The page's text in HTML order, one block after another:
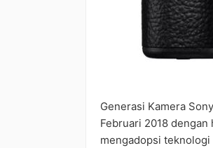
Generasi Kamera
Februari 2018
mengadopsi